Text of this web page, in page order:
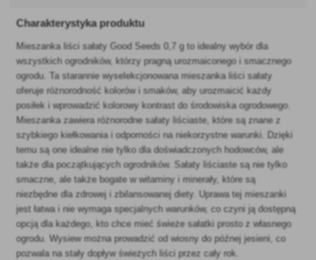
Charakterystyka produktu
Mieszanka liści sałaty Good Seeds 0,7 g to idealny wybór dla
wszystkich ogrodników, którzy pragną urozmaiconego i smacznego
ogrodu. Ta starannie wyselekcjonowana mieszanka liści sałaty
oferuje różnorodność kolorów i smaków, aby urozmaicić każdy
posiłek i wprowadzić kolorowy kontrast do środowiska ogrodowego.
Mieszanka zawiera różnorodne sałaty liściaste, które są znane z
szybkiego kiełkowania i odporności na niekorzystne warunki. Dzięki
temu są one idealne nie tylko dla doświadczonych hodowców, ale
także dla początkujących ogrodników. Sałaty liściaste są nie tylko
smaczne, ale także bogate w witaminy i minerały, które są
niezbędne dla zdrowej i zbilansowanej diety. Uprawa tej mieszanki
jest łatwa i nie wymaga specjalnych warunków, co czyni ją dostępną
opcją dla każdego, kto chce mieć świeże sałatki prosto z własnego
ogrodu. Wysiew można prowadzić od wiosny do późnej jesieni, co
pozwala na stały dopływ świeżych liści przez cały rok.